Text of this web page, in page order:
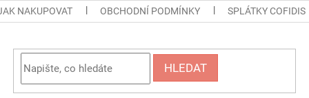
NAKUPOVAT OBCHODNÍ PODMÍNKY SPLÁTKY COFIDIS
HLEDAT